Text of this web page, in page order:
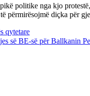
politike nga kjo
përmirësojmë diçka për
qytetare
së BE-së për Ballkanin